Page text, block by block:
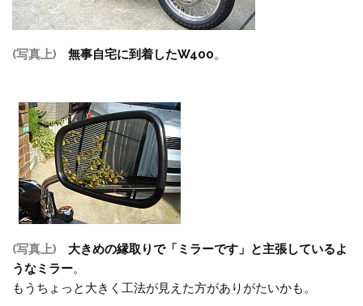
(写真上) 無事自宅に到着したW400。
(写真上)
大きめの縁取りで「ミラーです」と主張しているよ
うなミラー。
もうちょっと大きく工法が見えた方がありがたいかも。